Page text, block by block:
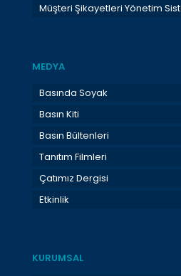
Müşteri Şikayetleri Yönetim
MEDYA
Basında Soyak
Basın Kiti
Basın Bültenleri
Tanıtım Filmleri
Çatımız Dergisi
Etkinlik
KURUMSAL